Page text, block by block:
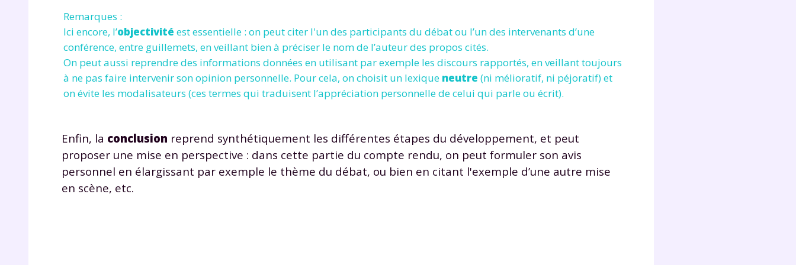
Remarques :
Ici encore, l’objectivité est essentielle : on peut citer l'un des participants du débat ou l’un des intervenants d’une
conférence, entre guillemets, en veillant bien à préciser le nom de l’auteur des propos cités.
On peut aussi reprendre des informations données en utilisant par exemple les discours rapportés, en veillant toujours
à ne pas faire intervenir son opinion personnelle. Pour cela, on choisit un lexique neutre (ni mélioratif, ni péjoratif) et
on évite les modalisateurs (ces termes qui traduisent l’appréciation personnelle de celui qui parle ou écrit).
Enfin, la conclusion reprend synthétiquement les différentes étapes du développement, et peut
proposer une mise en perspective : dans cette partie du compte rendu, on peut formuler son avis
personnel en élargissant par exemple le thème du débat, ou bien en citant l'exemple d’une autre mise
en scène, etc.